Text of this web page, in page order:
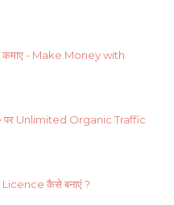
- Make Money with
Unlimited Organic Traffic
Licence कैसे बनाएं ?